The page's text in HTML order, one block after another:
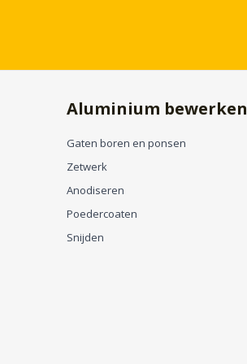
Aluminium bewerken
Gaten boren en ponsen
Zetwerk
Anodiseren
Poedercoaten
Snijden